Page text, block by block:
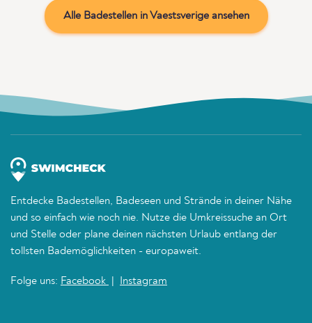
Alle Badestellen in Vaestsverige ansehen
Entdecke Badestellen, Badeseen und Strände in deiner Nähe
und so einfach wie noch nie. Nutze die Umkreissuche an Ort
und Stelle oder plane deinen nächsten Urlaub entlang der
tollsten Bademöglichkeiten - europaweit.
Folge uns: Facebook Instagram